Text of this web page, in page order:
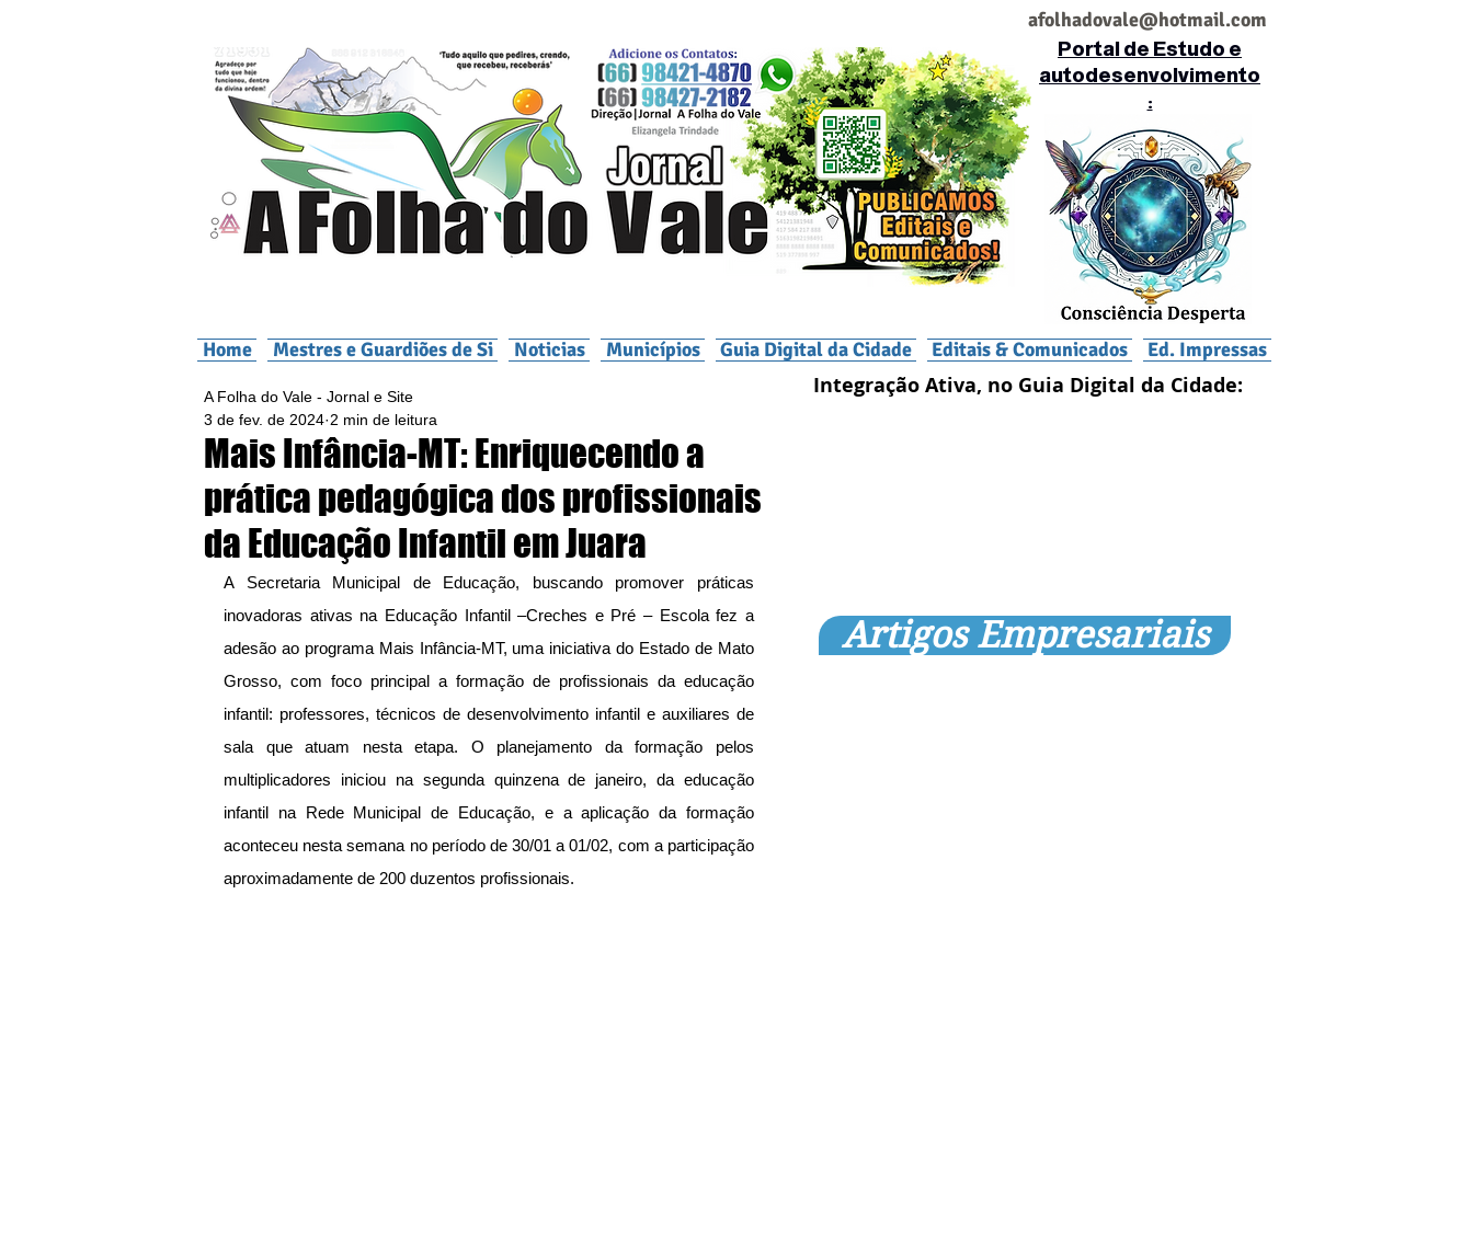
afolhadovale@hotmail.com
Portal de Estudo e
autodesenvolvimento
:
Home Mestres e Guardiões de Si Noticias Municípios Guia Digital da Cidade Editais & Comunicados Ed. Impressas
Mais Infância-MT: Enriquecendo a
prática pedagógica dos profissionais
da Educação Infantil em Juara
A Folha do Vale - Jornal e Site
3 de fev. de 2024 2 min de leitura
A Secretaria Municipal de Educação, buscando promover práticas
inovadoras ativas na Educação Infantil –Creches e Pré – Escola fez a
adesão ao programa Mais Infância-MT, uma iniciativa do Estado de Mato
Grosso, com foco principal a formação de profissionais da educação
infantil: professores, técnicos de desenvolvimento infantil e auxiliares de
sala que atuam nesta etapa. O planejamento da formação pelos
multiplicadores iniciou na segunda quinzena de janeiro, da educação
infantil na Rede Municipal de Educação, e a aplicação da formação
aconteceu nesta semana no período de 30/01 a 01/02, com a participação
aproximadamente de 200 duzentos profissionais.
Integração Ativa, no Guia Digital da Cidade:
Artigos Empresariais